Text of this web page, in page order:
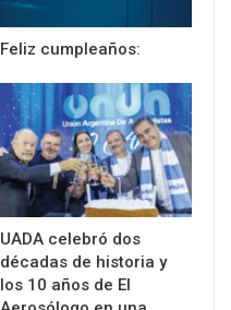
Feliz cumpleaños:
UADA celebró dos
décadas de historia y
los 10 años de El